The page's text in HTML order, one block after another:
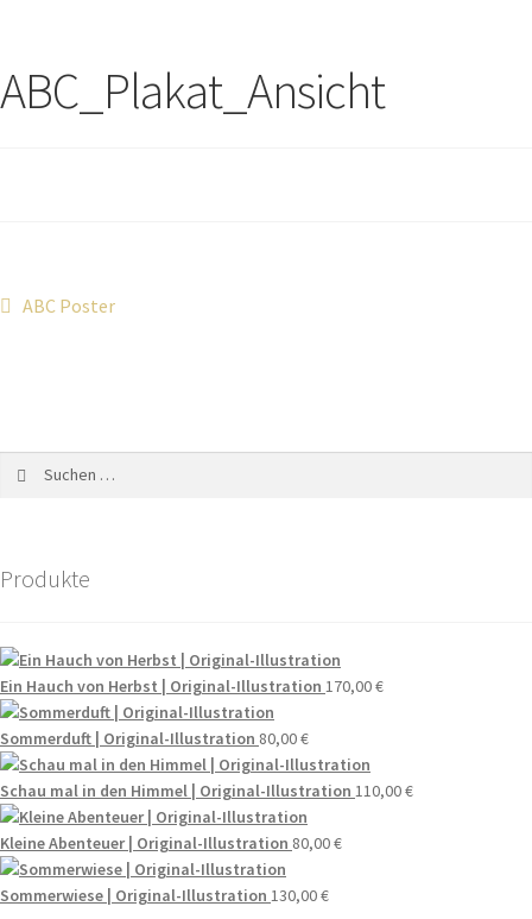
ABC_Plakat_Ansicht
ABC Poster
Produkte
Ein Hauch von Herbst | Original-Illustration 170,00€
Sommerduft | Original-Illustration 80,00€
Schau mal in den Himmel | Original-Illustration 110,00€
Kleine Abenteuer | Original-Illustration 80,00€
Sommerwiese | Original-Illustration 130,00€